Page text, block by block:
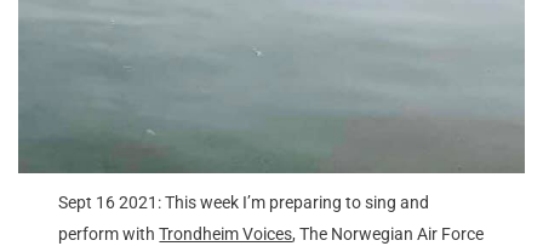
Sept 16 2021: This week I’m preparing to sing and
perform withTrondheim Voices, The Norwegian Air Force